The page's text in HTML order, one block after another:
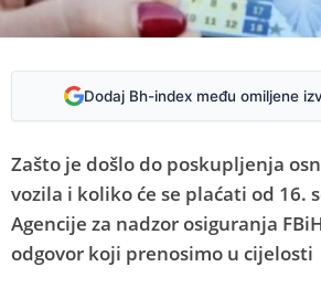
Dodaj Bh-index među omiljene
Zašto je došlo do poskupljenja
vozila i koliko će se plaćati od 16.
Agencije za nadzor osiguranja
odgovor koji prenosimo u cijelosti